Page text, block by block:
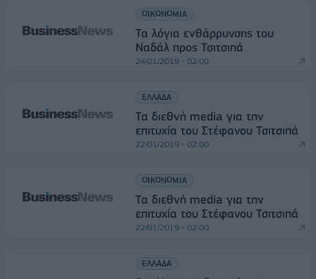
ΟΙΚΟΝΟΜΙΑ
Τα λόγια ενθάρρυνσης του
Ναδάλ προς Τσιτσιπά
24/01/2019 - 02:00
ΕΛΛΑΔΑ
Τα διεθνή media για την
επιτυχία του Στέφανου Τσιτσιπά
22/01/2019 - 02:00
ΟΙΚΟΝΟΜΙΑ
Τα διεθνή media για την
επιτυχία του Στέφανου Τσιτσιπά
22/01/2019 - 02:00
ΕΛΛΑΔΑ